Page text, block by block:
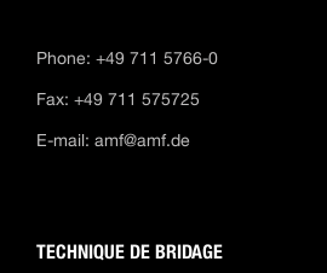
Phone: +49 711 5766-0
Fax: +49 711 575725
E-mail: amf@amf.de
TECHNIQUE DE BRIDAGE